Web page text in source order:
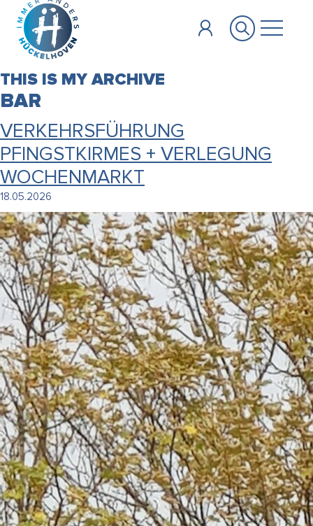
Zum Hauptinhalt springen
THIS IS MY ARCHIVE
BAR
VERKEHRSFÜHRUNG
PFINGSTKIRMES + VERLEGUNG
WOCHENMARKT
18.05.2026